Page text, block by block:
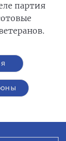
партия